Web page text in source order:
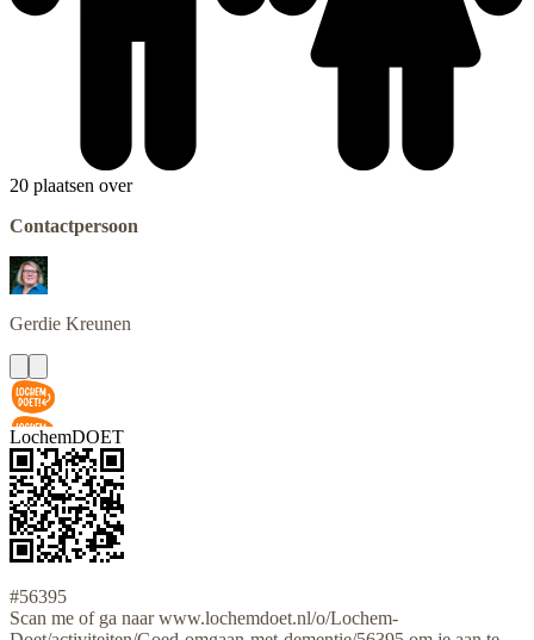
20 plaatsen over
Contactpersoon
Gerdie Kreunen
LochemDOET
#56395
Scan me of ga naar www.lochemdoet.nl/o/Lochem-